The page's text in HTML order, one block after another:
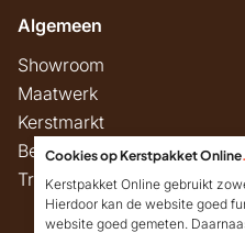
Algemeen
Showroom
Maatwerk
Kerstmarkt
Belastingregels
Track & Trace
Cookies op Kerstpakket Online.
Kerstpakket Online gebruikt
Hierdoor kan de website goed
website goed gemeten.